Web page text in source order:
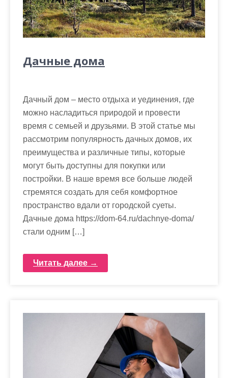
Дачные дома
Дачный дом – место отдыха и уединения, где
можно насладиться природой и провести
время с семьей и друзьями. В этой статье мы
рассмотрим популярность дачных домов, их
преимущества и различные типы, которые
могут быть доступны для покупки или
постройки. В наше время все больше людей
стремятся создать для себя комфортное
пространство вдали от городской суеты.
Дачные дома https://dom-64.ru/dachnye-doma/
стали одним […]
Читать далее →